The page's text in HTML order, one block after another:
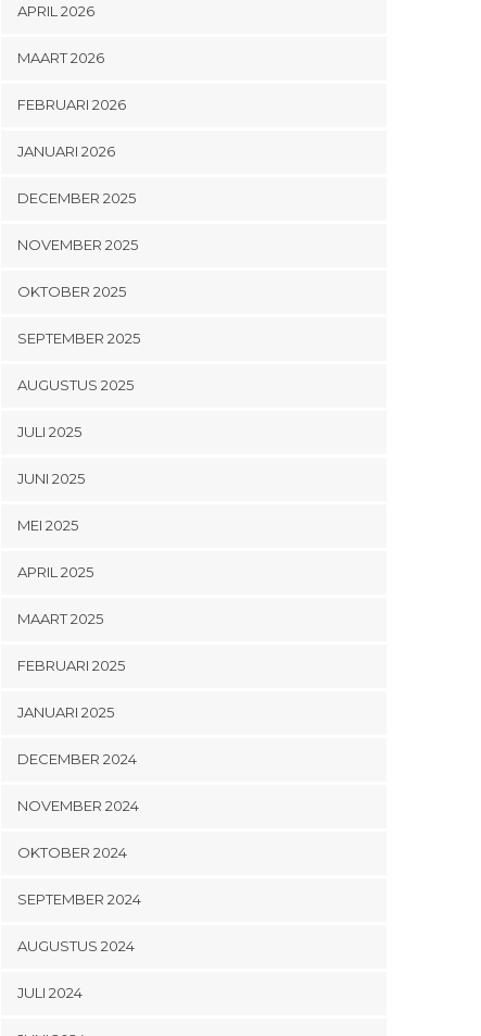
APRIL 2026
MAART 2026
FEBRUARI 2026
JANUARI 2026
DECEMBER 2025
NOVEMBER 2025
OKTOBER 2025
SEPTEMBER 2025
AUGUSTUS 2025
JULI 2025
JUNI 2025
MEI 2025
APRIL 2025
MAART 2025
FEBRUARI 2025
JANUARI 2025
DECEMBER 2024
NOVEMBER 2024
OKTOBER 2024
SEPTEMBER 2024
AUGUSTUS 2024
JULI 2024